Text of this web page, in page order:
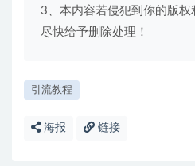
3、本内容若侵犯到你的版权
尽快给予删除处理！
引流教程
海报 链接